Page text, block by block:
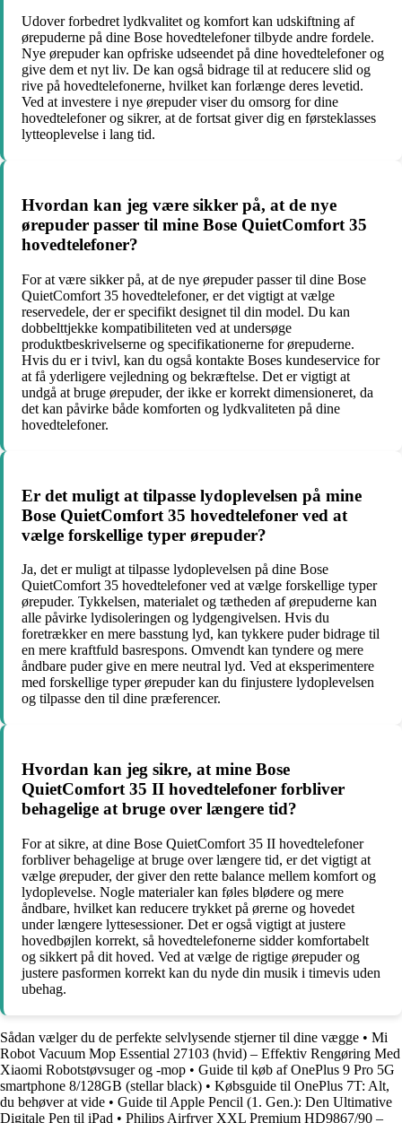
Udover forbedret lydkvalitet og komfort kan udskiftning af
ørepuderne på dine Bose hovedtelefoner tilbyde andre fordele.
Nye ørepuder kan opfriske udseendet på dine hovedtelefoner og
give dem et nyt liv. De kan også bidrage til at reducere slid og
rive på hovedtelefonerne, hvilket kan forlænge deres levetid.
Ved at investere i nye ørepuder viser du omsorg for dine
hovedtelefoner og sikrer, at de fortsat giver dig en førsteklasses
lytteoplevelse i lang tid.
Hvordan kan jeg være sikker på, at de nye
ørepuder passer til mine Bose QuietComfort 35
hovedtelefoner?
For at være sikker på, at de nye ørepuder passer til dine Bose
QuietComfort 35 hovedtelefoner, er det vigtigt at vælge
reservedele, der er specifikt designet til din model. Du kan
dobbelttjekke kompatibiliteten ved at undersøge
produktbeskrivelserne og specifikationerne for ørepuderne.
Hvis du er i tvivl, kan du også kontakte Boses kundeservice for
at få yderligere vejledning og bekræftelse. Det er vigtigt at
undgå at bruge ørepuder, der ikke er korrekt dimensioneret, da
det kan påvirke både komforten og lydkvaliteten på dine
hovedtelefoner.
Er det muligt at tilpasse lydoplevelsen på mine
Bose QuietComfort 35 hovedtelefoner ved at
vælge forskellige typer ørepuder?
Ja, det er muligt at tilpasse lydoplevelsen på dine Bose
QuietComfort 35 hovedtelefoner ved at vælge forskellige typer
ørepuder. Tykkelsen, materialet og tætheden af ørepuderne kan
alle påvirke lydisoleringen og lydgengivelsen. Hvis du
foretrækker en mere basstung lyd, kan tykkere puder bidrage til
en mere kraftfuld basrespons. Omvendt kan tyndere og mere
åndbare puder give en mere neutral lyd. Ved at eksperimentere
med forskellige typer ørepuder kan du finjustere lydoplevelsen
og tilpasse den til dine præferencer.
Hvordan kan jeg sikre, at mine Bose
QuietComfort 35 II hovedtelefoner forbliver
behagelige at bruge over længere tid?
For at sikre, at dine Bose QuietComfort 35 II hovedtelefoner
forbliver behagelige at bruge over længere tid, er det vigtigt at
vælge ørepuder, der giver den rette balance mellem komfort og
lydoplevelse. Nogle materialer kan føles blødere og mere
åndbare, hvilket kan reducere trykket på ørerne og hovedet
under længere lyttesessioner. Det er også vigtigt at justere
hovedbøjlen korrekt, så hovedtelefonerne sidder komfortabelt
og sikkert på dit hoved. Ved at vælge de rigtige ørepuder og
justere pasformen korrekt kan du nyde din musik i timevis uden
ubehag.
Sådan vælger du de perfekte selvlysende stjerner til dine vægge • Mi
Robot Vacuum Mop Essential 27103 (hvid) – Effektiv Rengøring Med
Xiaomi Robotstøvsuger og -mop • Guide til køb af OnePlus 9 Pro 5G
smartphone 8/128GB (stellar black) • Købsguide til OnePlus 7T: Alt,
du behøver at vide • Guide til Apple Pencil (1. Gen.): Den Ultimative
Digitale Pen til iPad • Philips Airfryer XXL Premium HD9867/90 –